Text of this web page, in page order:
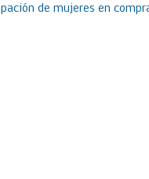
de mujeres en